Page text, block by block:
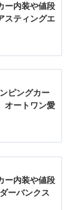
ー内装や値段
スティングエ
ピングカー
オートワン愛
ー内装や値段
ーバンクス